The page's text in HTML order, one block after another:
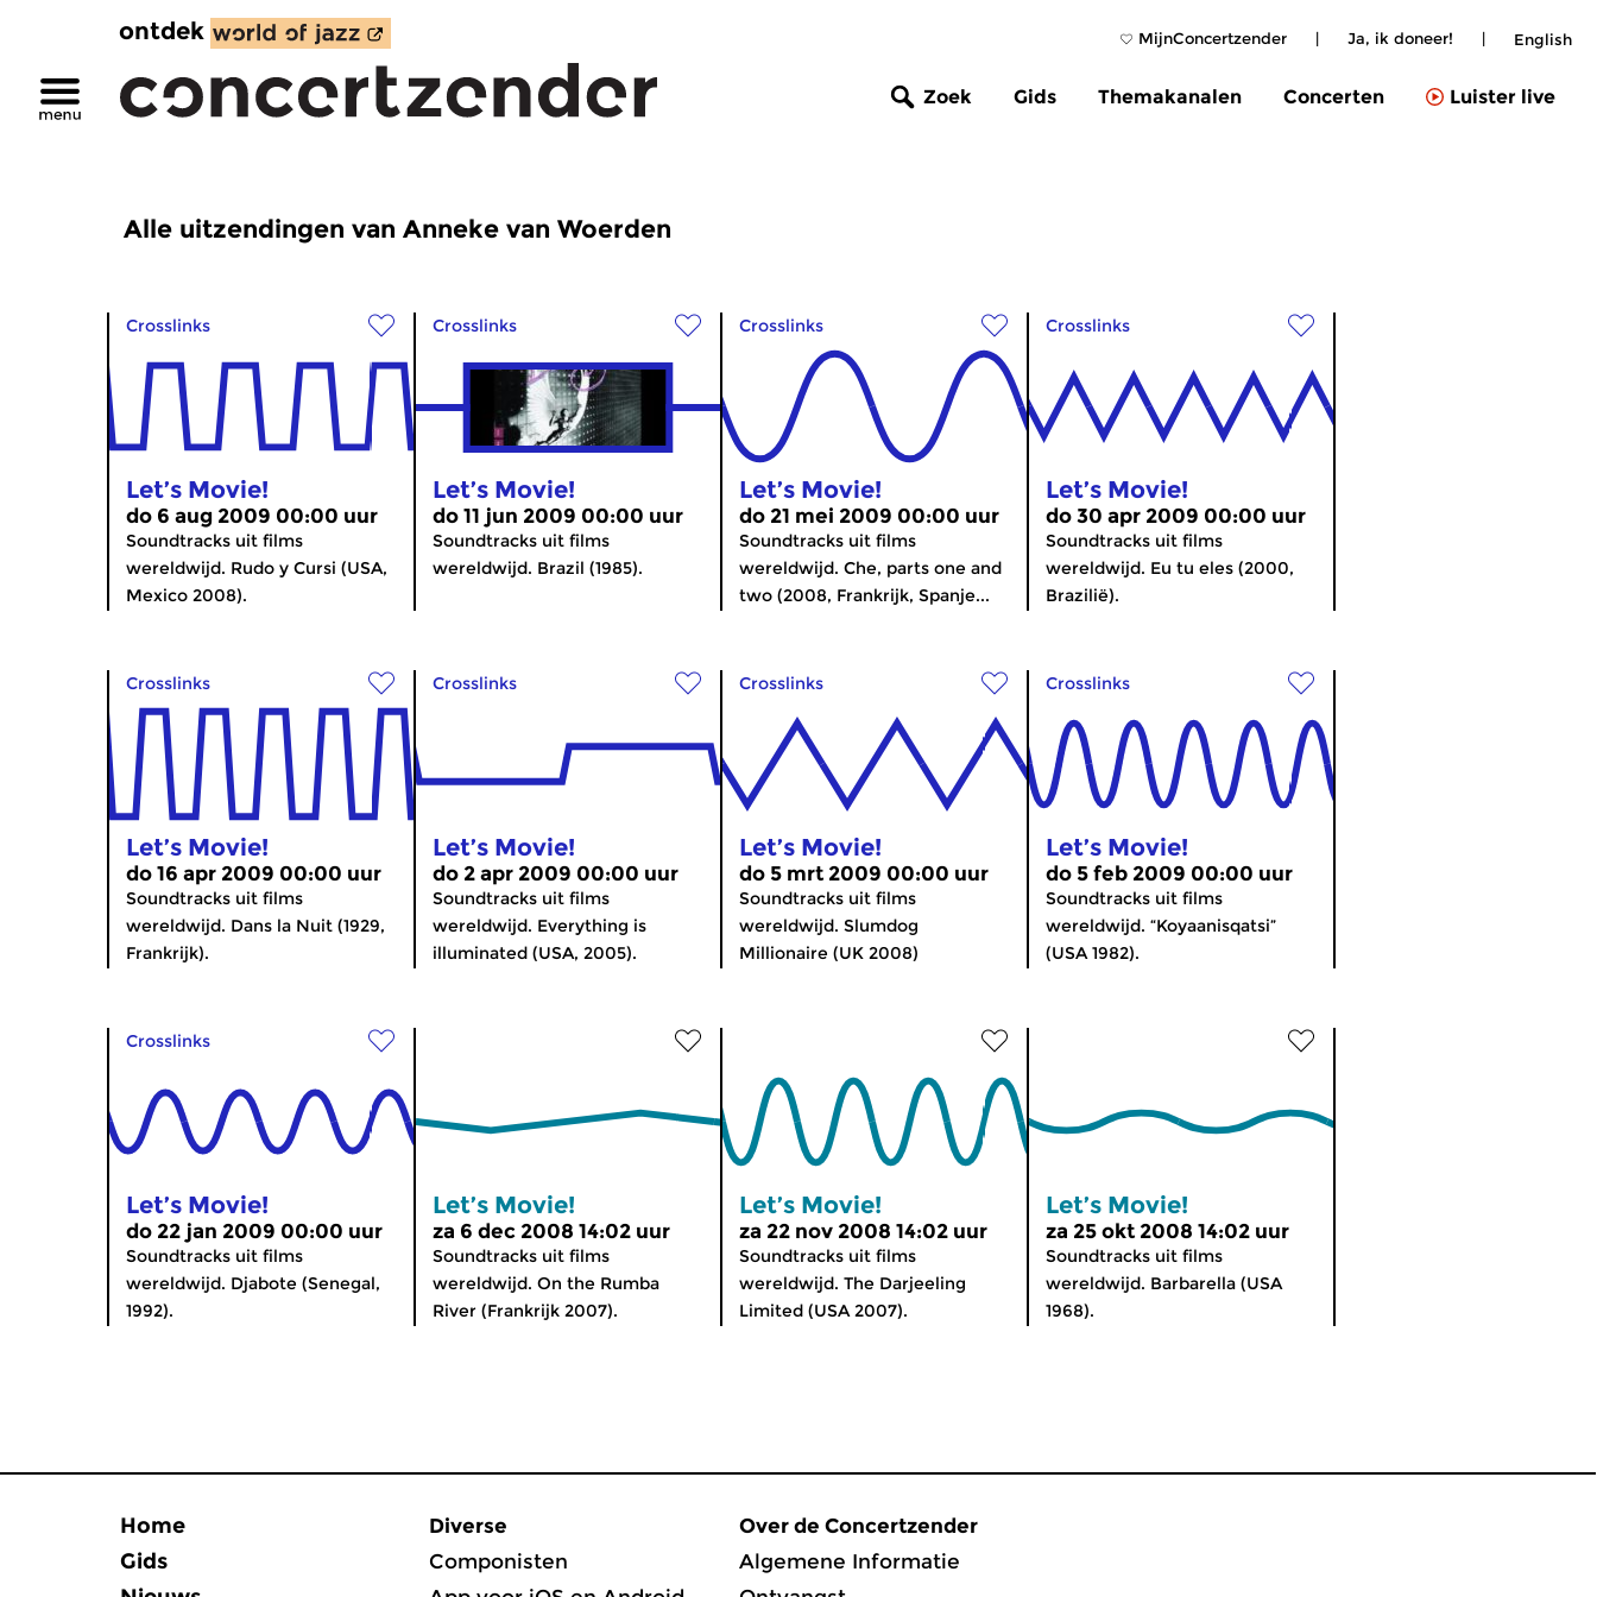
MijnConcertzender | Ja, ik doneer! | English
ontdek
Zoek Gids Themakanalen Concerten Luister live
Alle uitzendingen van Anneke van Woerden
Crosslinks
Let’s Movie!
do 6 aug 2009 00:00 uur
Soundtracks uit films
wereldwijd. Rudo y Cursi (USA,
Mexico 2008).
Crosslinks
Let’s Movie!
do 11 jun 2009 00:00 uur
Soundtracks uit films
wereldwijd. Brazil (1985).
Crosslinks
Let’s Movie!
do 21 mei 2009 00:00 uur
Soundtracks uit films
wereldwijd. Che, parts one and
two (2008, Frankrijk, Spanje...
Crosslinks
Let’s Movie!
do 30 apr 2009 00:00 uur
Soundtracks uit films
wereldwijd. Eu tu eles (2000,
Brazilië).
Crosslinks
Let’s Movie!
do 16 apr 2009 00:00 uur
Soundtracks uit films
wereldwijd. Dans la Nuit (1929,
Frankrijk).
Crosslinks
Let’s Movie!
do 2 apr 2009 00:00 uur
Soundtracks uit films
wereldwijd. Everything is
illuminated (USA, 2005).
Crosslinks
Let’s Movie!
do 5 mrt 2009 00:00 uur
Soundtracks uit films
wereldwijd. Slumdog
Millionaire (UK 2008)
Crosslinks
Let’s Movie!
do 5 feb 2009 00:00 uur
Soundtracks uit films
wereldwijd. “Koyaanisqatsi”
(USA 1982).
Crosslinks
Let’s Movie!
do 22 jan 2009 00:00 uur
Soundtracks uit films
wereldwijd. Djabote (Senegal,
1992).
Let’s Movie!
za 6 dec 2008 14:02 uur
Soundtracks uit films
wereldwijd. On the Rumba
River (Frankrijk 2007).
Let’s Movie!
za 22 nov 2008 14:02 uur
Soundtracks uit films
wereldwijd. The Darjeeling
Limited (USA 2007).
Let’s Movie!
za 25 okt 2008 14:02 uur
Soundtracks uit films
wereldwijd. Barbarella (USA
1968).
Home
Gids
Diverse
Componisten
Over de Concertzender
Algemene Informatie